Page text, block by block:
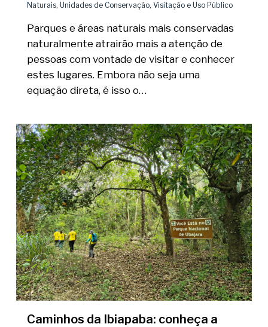
Naturais, Unidades de Conservação, Visitação e Uso Público
Parques e áreas naturais mais conservadas
naturalmente atrairão mais a atenção de
pessoas com vontade de visitar e conhecer
estes lugares. Embora não seja uma
equação direta, é isso o…
Caminhos da Ibiapaba: conheça a